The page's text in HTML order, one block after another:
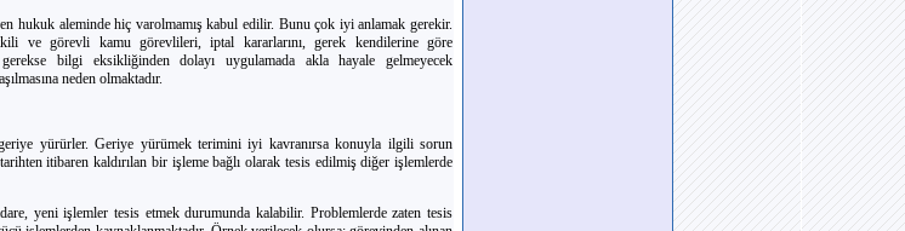
hukuk aleminde hiç varolmamış kabul edilir. Bunu çok iyi anlamak gerekir.
ve görevli kamu görevlileri, iptal kararlarını, gerek kendilerine göre
bilgi eksikliğinden dolayı uygulamada akla hayale gelmeyecek
neden olmaktadır.
yürürler. Geriye yürümek terimini iyi kavranırsa konuyla ilgili sorun
itibaren kaldırılan bir işleme bağlı olarak tesis edilmiş diğer işlemlerde
yeni işlemler tesis etmek durumunda kalabilir. Problemlerde zaten tesis